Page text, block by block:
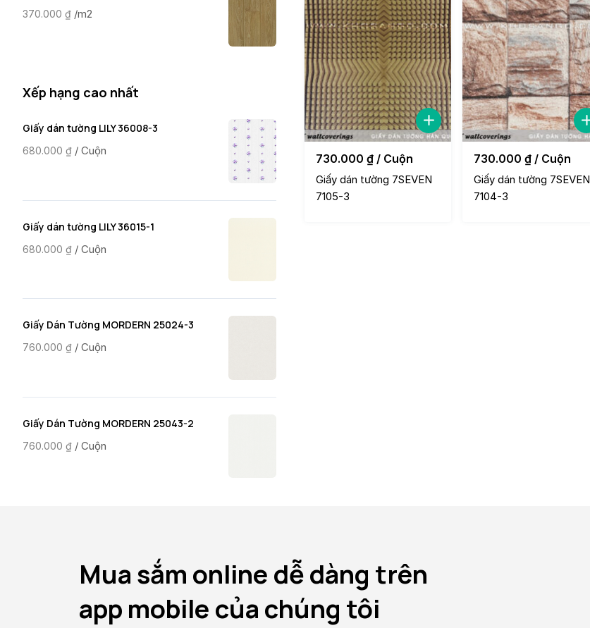
730.000 ₫ / Cuộn
Giấy dán tường 7SEVEN
7105-3
730.000 ₫ / Cuộn
Giấy dán tường 7SEVEN
7104-3
370.000 ₫ /m2
Xếp hạng cao nhất
Giấy dán tường LILY 36008-3
680.000 ₫ / Cuộn
Giấy dán tường LILY 36015-1
680.000 ₫ / Cuộn
Giấy Dán Tường MORDERN 25024-3
760.000 ₫ / Cuộn
Giấy Dán Tường MORDERN 25043-2
760.000 ₫ / Cuộn
Mua sắm online dễ dàng trên
app mobile của chúng tôi